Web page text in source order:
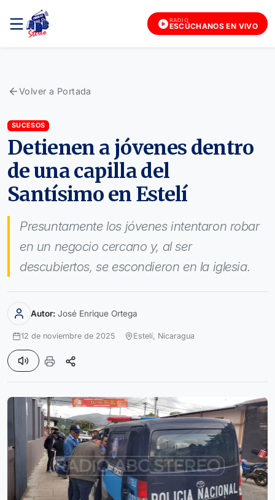
RADIO
ESCÚCHANOS EN VIVO
Volver a Portada
SUCESOS
Detienen a jóvenes dentro
de una capilla del
Santísimo en Estelí
Presuntamente los jóvenes intentaron robar
en un negocio cercano y, al ser
descubiertos, se escondieron en la iglesia.
Autor: José Enrique Ortega
12 de noviembre de 2025 Estelí, Nicaragua